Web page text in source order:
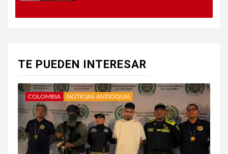
TE PUEDEN INTERESAR
COLOMBIA NOTICIAS ANTIOQUIA